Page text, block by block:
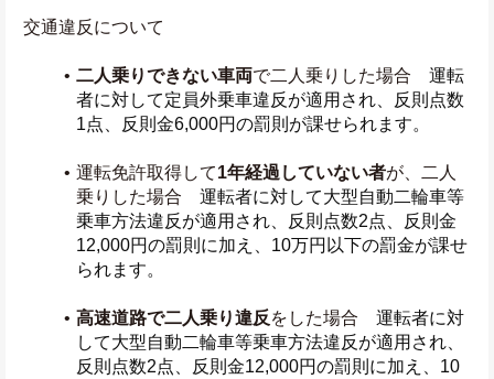
交通違反について
二人乗りできない車両で二人乗りした場合 運転
者に対して定員外乗車違反が適用され、反則点数
1点、反則金6,000円の罰則が課せられます。
運転免許取得して1年経過していない者が、二人
乗りした場合 運転者に対して大型自動二輪車等
乗車方法違反が適用され、反則点数2点、反則金
12,000円の罰則に加え、10万円以下の罰金が課せ
られます。
高速道路で二人乗り違反 をした場合 運転者に対
して大型自動二輪車等乗車方法違反が適用され、
反則点数2点、反則金12,000円の罰則に加え、10